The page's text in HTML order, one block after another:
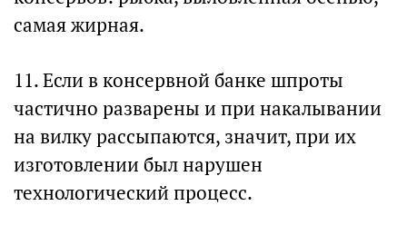
самая жирная.
11. Если в консервной банке шпроты
частично разварены и при накалывании
на вилку рассыпаются, значит, при их
изготовлении был нарушен
технологический процесс.